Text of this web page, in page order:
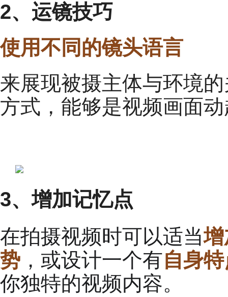
2、运镜技巧
使用不同的镜头语言
来展现被摄主体与环境
方式，能够是视频画面
3、增加记忆点
在拍摄视频时可以适当
势 ，或设计一个有自身
你独特的视频内容。